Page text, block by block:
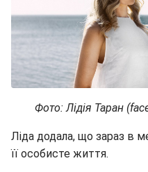
Фото: Лідія Таран
Ліда додала, що зараз в
її особисте життя.